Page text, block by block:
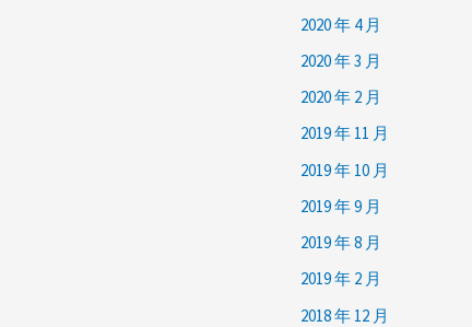
2020 年 4 月
2020 年 3 月
2020 年 2 月
2019 年 11 月
2019 年 10 月
2019 年 9 月
2019 年 8 月
2019 年 2 月
2018 年 12 月